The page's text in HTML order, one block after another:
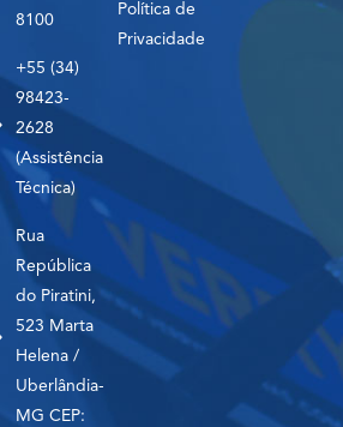
8100
+55 (34)
98423-
2628
(Assistência
Técnica)
Rua
República
do Piratini,
523 Marta
Helena /
Uberlândia-
MG CEP:
Política de
Privacidade